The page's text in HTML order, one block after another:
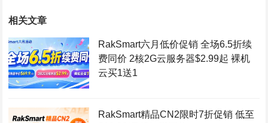
相关文章
RakSmart六月低价促销 全场6.5折续
费同价 2核2G云服务器$2.99起 裸机
云买1送1
RakSmart精品CN2限时7折促销 低至